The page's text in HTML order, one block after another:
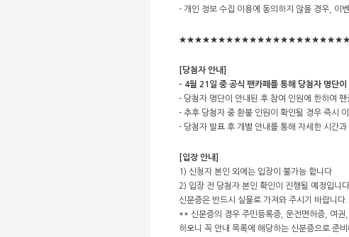
- 개인 정보 수집 이용에 동의하지 않을 경우, 이
[당첨자 안내]
- 4월 21일 중 공식 팬카페를 통해 당첨자 명단이
- 당첨자 명단이 안내된 후 참여 인원에 한하여 팬
- 추후 당첨자 중 환불 인원이 확인될 경우 즉시
- 당첨자 발표 후 개별 안내를 통해 자세한 시간
[입장 안내]
1) 신청자 본인 외에는 입장이 불가능 합니다
2) 입장 전 당첨자 본인 확인이 진행될 예정입니
신분증은 반드시 실물로 가져와 주시기 바랍니
** 신분증의 경우 주민등록증, 운전면허증, 여권
하오니 꼭 안내 목록에 해당하는 신분증으로 준비